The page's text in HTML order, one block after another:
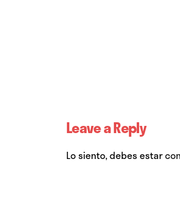
Leave a Reply
Lo siento, debes estar